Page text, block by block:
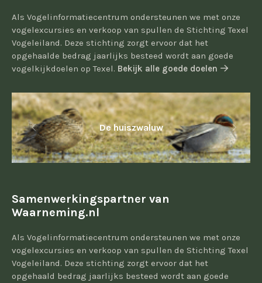
Als Vogelinformatiecentrum ondersteunen we met onze
vogelexcursies en verkoop van spullen de Stichting Texel
Vogeleiland. Deze stichting zorgt ervoor dat het
opgehaalde bedrag jaarlijks besteed wordt aan goede
vogelkijkdoelen op Texel. Bekijk alle goede doelen
De huiszwaluw
Samenwerkingspartner van
Waarneming.nl
Als Vogelinformatiecentrum ondersteunen we met onze
vogelexcursies en verkoop van spullen de Stichting Texel
Vogeleiland. Deze stichting zorgt ervoor dat het
opgehaald bedrag jaarlijks besteed wordt aan goede